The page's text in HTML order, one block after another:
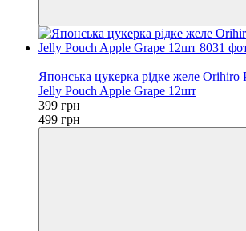
Японська цукерка рідке желе Orihiro
Jelly Pouch Apple Grape 12шт
399 грн
499 грн